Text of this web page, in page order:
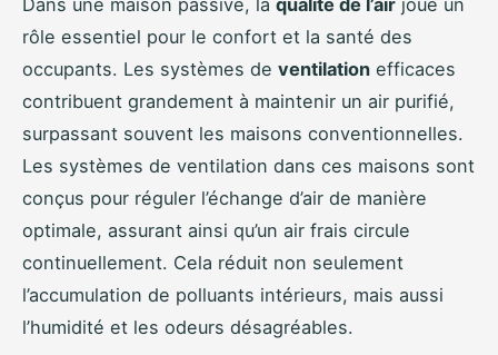
Dans une maison passive, la qualité de l’air joue un
rôle essentiel pour le confort et la santé des
occupants. Les systèmes de ventilation efficaces
contribuent grandement à maintenir un air purifié,
surpassant souvent les maisons conventionnelles.
Les systèmes de ventilation dans ces maisons sont
conçus pour réguler l’échange d’air de manière
optimale, assurant ainsi qu’un air frais circule
continuellement. Cela réduit non seulement
l’accumulation de polluants intérieurs, mais aussi
l’humidité et les odeurs désagréables.